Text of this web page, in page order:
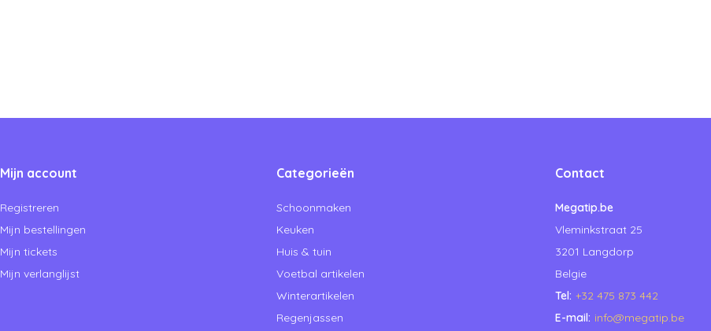
Mijn account
Registreren
Mijn bestellingen
Mijn tickets
Mijn verlanglijst
Categorieën
Schoonmaken
Keuken
Huis & tuin
Voetbal artikelen
Winterartikelen
Regenjassen
Contact
Megatip.be
Vleminkstraat 25
3201 Langdorp
Belgie
Tel: +32 475 873 442
E-mail: info@megatip.be